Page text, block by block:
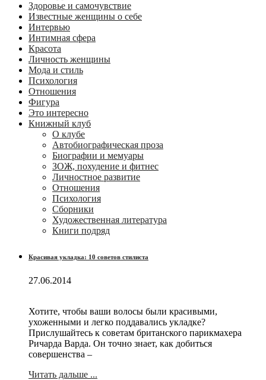
Здоровье и самочувствие
Известные женщины о себе
Интервью
Интимная сфера
Красота
Личность женщины
Мода и стиль
Психология
Отношения
Фигура
Это интересно
Книжный клуб
О клубе
Автобиографическая проза
Биографии и мемуары
ЗОЖ, похудение и фитнес
Личностное развитие
Отношения
Психология
Сборники
Художественная литература
Книги подряд
Красивая укладка: 10 советов стилиста
27.06.2014
Хотите, чтобы ваши волосы были красивыми,
ухоженными и легко поддавались укладке?
Прислушайтесь к советам британского парикмахера
Ричарда Варда. Он точно знает, как добиться
совершенства –
Читать дальше ...